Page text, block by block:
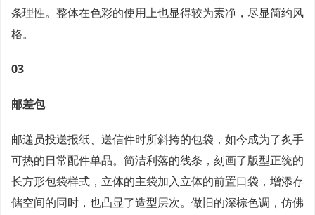
条理性。整体在色彩的使用上也显得较为素净，尽显简约风
格。
03
邮差包
邮递员投送报纸、送信件时所斜挎的包袋，如今成为了炙手
可热的日常配件单品。简洁利落的线条，刻画了版型正统的
长方形包袋样式，立体的主袋加入立体的前置口袋，增添存
储空间的同时，也凸显了造型层次。做旧的深棕色调，仿佛